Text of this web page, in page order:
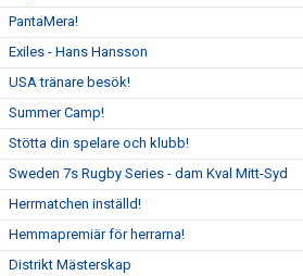
PantaMera!
Exiles - Hans Hansson
USA tränare besök!
Summer Camp!
Stötta din spelare och klubb!
Sweden 7s Rugby Series - dam Kval Mitt-Syd
Herrmatchen inställd!
Hemmapremiär för herrarna!
Distrikt Mästerskap